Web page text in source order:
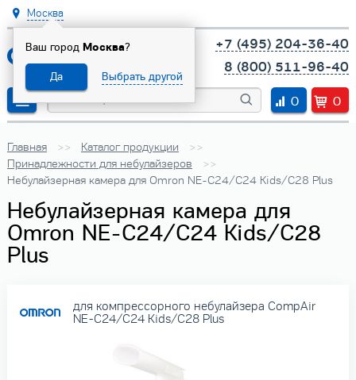
Москва
Ваш город Москва?
Да Выбрать другой
+7 (495) 204-36-40
8 (800) 511-96-40
0
0
Главная
Каталог продукции
Принадлежности для небулайзеров
Небулайзерная камера для Omron NE-C24/C24 Kids/C28 Plus
Небулайзерная камера для
Omron NE-C24/C24 Kids/C28
Plus
для компрессорного небулайзера CompAir
NE-C24/C24 Kids/C28 Plus